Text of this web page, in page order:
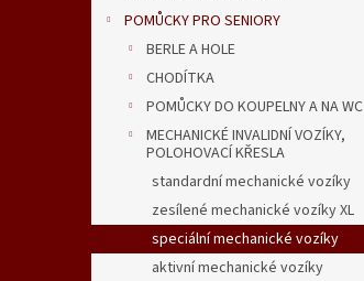
POMŮCKY PRO SENIORY
BERLE A HOLE
CHODÍTKA
POMŮCKY DO KOUPELNY A NA WC
MECHANICKÉ INVALIDNÍ VOZÍKY,
POLOHOVACÍ KŘESLA
standardní mechanické vozíky
zesílené mechanické vozíky XL
speciální mechanické vozíky
aktivní mechanické vozíky